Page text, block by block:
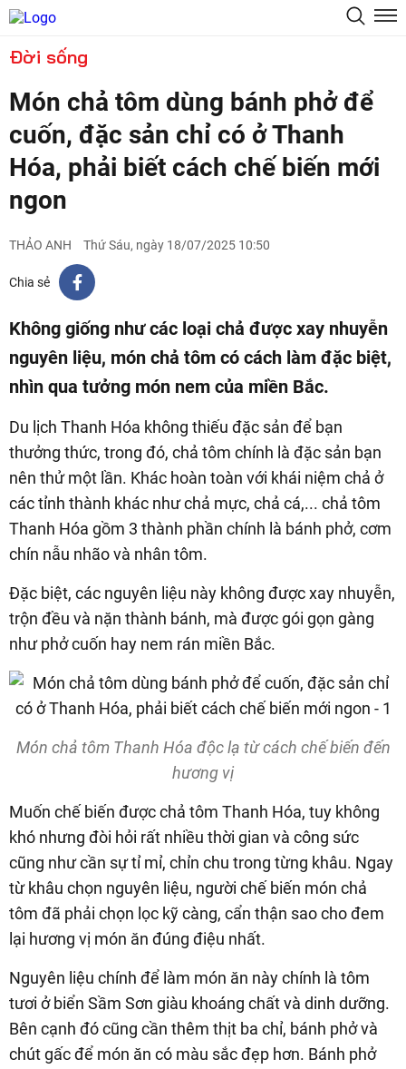
Đời sống
Món chả tôm dùng bánh phở để
cuốn, đặc sản chỉ có ở Thanh
Hóa, phải biết cách chế biến mới
ngon
THẢO ANH Thứ Sáu, ngày 18/07/2025 10:50
Chia sẻ
Không giống như các loại chả được xay nhuyễn
nguyên liệu, món chả tôm có cách làm đặc biệt,
nhìn qua tưởng món nem của miền Bắc.
Du lịch Thanh Hóa không thiếu đặc sản để bạn
thưởng thức, trong đó, chả tôm chính là đặc sản bạn
nên thử một lần. Khác hoàn toàn với khái niệm chả ở
các tỉnh thành khác như chả mực, chả cá,... chả tôm
Thanh Hóa gồm 3 thành phần chính là bánh phở, cơm
chín nẫu nhão và nhân tôm.
Đặc biệt, các nguyên liệu này không được xay nhuyễn,
trộn đều và nặn thành bánh, mà được gói gọn gàng
như phở cuốn hay nem rán miền Bắc.
Món chả tôm Thanh Hóa độc lạ từ cách chế biến đến
hương vị
Muốn chế biến được chả tôm Thanh Hóa, tuy không
khó nhưng đòi hỏi rất nhiều thời gian và công sức
cũng như cần sự tỉ mỉ, chỉn chu trong từng khâu. Ngay
từ khâu chọn nguyên liệu, người chế biến món chả
tôm đã phải chọn lọc kỹ càng, cẩn thận sao cho đem
lại hương vị món ăn đúng điệu nhất.
Nguyên liệu chính để làm món ăn này chính là tôm
tươi ở biển Sầm Sơn giàu khoáng chất và dinh dưỡng.
Bên cạnh đó cũng cần thêm thịt ba chỉ, bánh phở và
chút gấc để món ăn có màu sắc đẹp hơn. Bánh phở